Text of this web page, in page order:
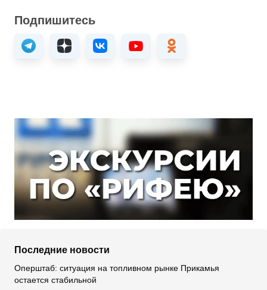
Подпишитесь
Последние новости
Оперштаб: ситуация на топливном рынке Прикамья
остается стабильной